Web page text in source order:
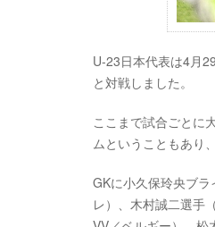
U-23日本代表は4月
と対戦しました。
ここまで試合ごとに
ムということもあり
GKに小久保玲央ブ
レ）、木村誠二選手